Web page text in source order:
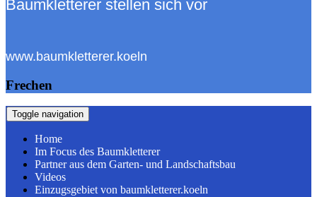
Baumkletterer stellen sich vor
www.baumkletterer.koeln
Frechen
Toggle navigation
Home
Im Focus des Baumkletterer
Partner aus dem Garten- und Landschaftsbau
Videos
Einzugsgebiet von baumkletterer.koeln